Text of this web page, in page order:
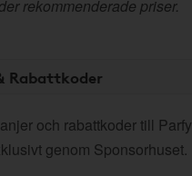
rekommenderade priser.
Rabattkoder
och rabattkoder till
genom Sponsorhuset.